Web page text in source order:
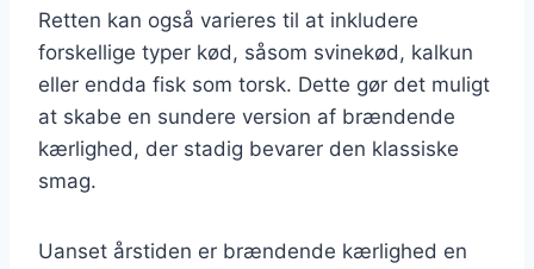
Retten kan også varieres til at inkludere
forskellige typer kød, såsom svinekød, kalkun
eller endda fisk som torsk. Dette gør det muligt
at skabe en sundere version af brændende
kærlighed, der stadig bevarer den klassiske
smag.
Uanset årstiden er brændende kærlighed en